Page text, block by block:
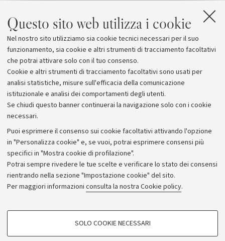
Questo sito web utilizza i cookie
Nel nostro sito utilizziamo sia cookie tecnici necessari per il suo
funzionamento, sia cookie e altri strumenti di tracciamento facoltativi
che potrai attivare solo con il tuo consenso.
Cookie e altri strumenti di tracciamento facoltativi sono usati per
analisi statistiche, misure sull'efficacia della comunicazione
istituzionale e analisi dei comportamenti degli utenti.
Se chiudi questo banner continuerai la navigazione solo con i cookie
necessari.
Puoi esprimere il consenso sui cookie facoltativi attivando l'opzione
in "Personalizza cookie" e, se vuoi, potrai esprimere consensi più
specifici in "Mostra cookie di profilazione".
Potrai sempre rivedere le tue scelte e verificare lo stato dei consensi
rientrando nella sezione "Impostazione cookie" del sito.
Per maggiori informazioni consulta la nostra Cookie policy.
COOKIE DI PROFILAZIONE - FACOLTATIVI
SOLO COOKIE NECESSARI
Allegati
Startup Revolutionary Road Tour Bologna -
Iscrizioni
Archivio
Comunicati stampa
Redazione
Rassegna stampa